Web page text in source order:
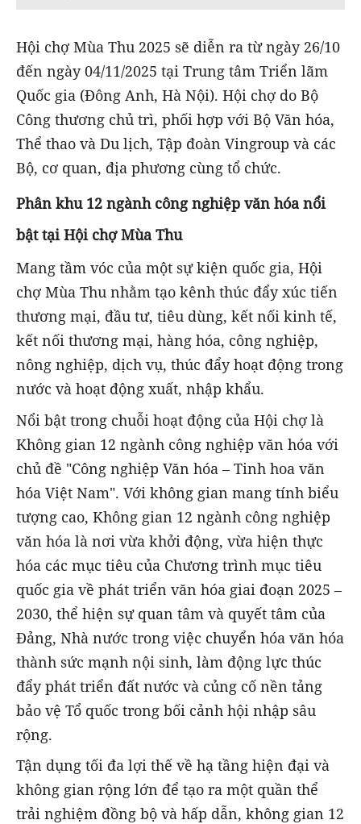
Hội chợ Mùa Thu 2025 sẽ diễn ra từ ngày 26/10
đến ngày 04/11/2025 tại Trung tâm Triển lãm
Quốc gia (Đông Anh, Hà Nội). Hội chợ do Bộ
Công thương chủ trì, phối hợp với Bộ Văn hóa,
Thể thao và Du lịch, Tập đoàn Vingroup và các
Bộ, cơ quan, địa phương cùng tổ chức.
Phân khu 12 ngành công nghiệp văn hóa nổi
bật tại Hội chợ Mùa Thu
Mang tầm vóc của một sự kiện quốc gia, Hội
chợ Mùa Thu nhằm tạo kênh thúc đẩy xúc tiến
thương mại, đầu tư, tiêu dùng, kết nối kinh tế,
kết nối thương mại, hàng hóa, công nghiệp,
nông nghiệp, dịch vụ, thúc đẩy hoạt động trong
nước và hoạt động xuất, nhập khẩu.
Nổi bật trong chuỗi hoạt động của Hội chợ là
Không gian 12 ngành công nghiệp văn hóa với
chủ đề "Công nghiệp Văn hóa – Tinh hoa văn
hóa Việt Nam". Với không gian mang tính biểu
tượng cao, Không gian 12 ngành công nghiệp
văn hóa là nơi vừa khởi động, vừa hiện thực
hóa các mục tiêu của Chương trình mục tiêu
quốc gia về phát triển văn hóa giai đoạn 2025 –
2030, thể hiện sự quan tâm và quyết tâm của
Đảng, Nhà nước trong việc chuyển hóa văn hóa
thành sức mạnh nội sinh, làm động lực thúc
đẩy phát triển đất nước và củng cố nền tảng
bảo vệ Tổ quốc trong bối cảnh hội nhập sâu
rộng.
Tận dụng tối đa lợi thế về hạ tầng hiện đại và
không gian rộng lớn để tạo ra một quần thể
trải nghiệm đồng bộ và hấp dẫn, không gian 12